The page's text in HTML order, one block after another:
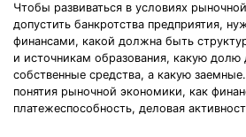
Чтобы развиваться в условиях
допустить банкротства предприятия,
финансами, какой должна быть
и источникам образования, какую
собственные средства, а какую
понятия рыночной экономики, как
платежеспособность, деловая